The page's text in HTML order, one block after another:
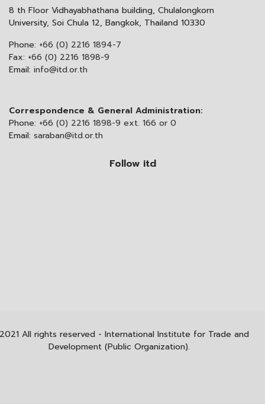
8 th Floor Vidhayabhathana building, Chulalongkorn
University, Soi Chula 12, Bangkok, Thailand 10330
Phone: +66 (0) 2216 1894-7
Fax: +66 (0) 2216 1898-9
Email: info@itd.or.th
Correspondence & General Administration:
Phone: +66 (0) 2216 1898-9 ext. 166 or 0
Email: saraban@itd.or.th
Follow itd
All rights reserved - International Institute for Trade and
Development (Public Organization).